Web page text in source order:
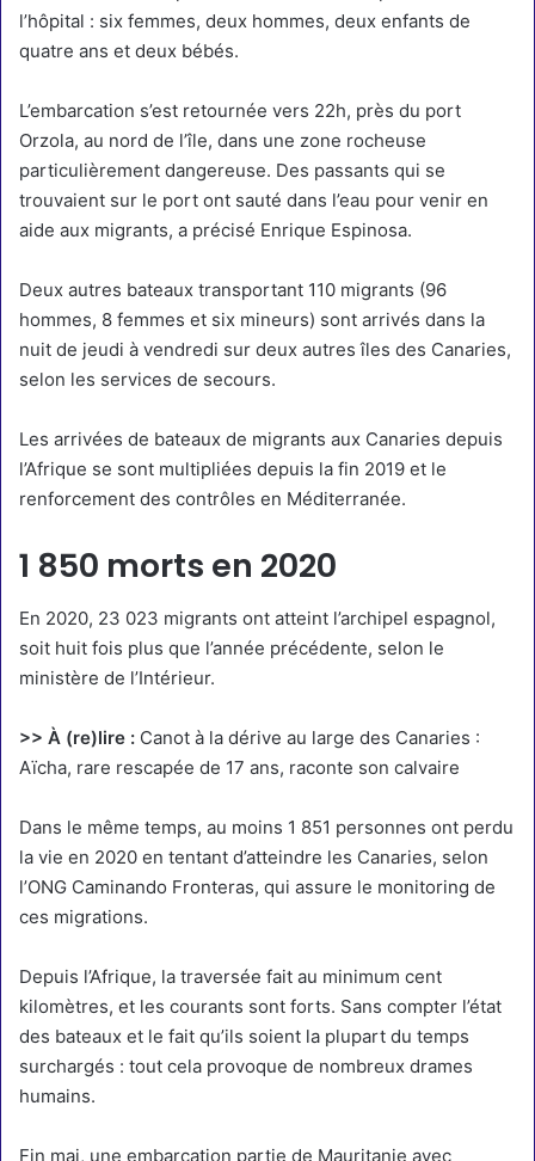
l’hôpital : six femmes, deux hommes, deux enfants de
quatre ans et deux bébés.
L’embarcation s’est retournée vers 22h, près du port
Orzola, au nord de l’île, dans une zone rocheuse
particulièrement dangereuse. Des passants qui se
trouvaient sur le port ont sauté dans l’eau pour venir en
aide aux migrants, a précisé Enrique Espinosa.
Deux autres bateaux transportant 110 migrants (96
hommes, 8 femmes et six mineurs) sont arrivés dans la
nuit de jeudi à vendredi sur deux autres îles des Canaries,
selon les services de secours.
Les arrivées de bateaux de migrants aux Canaries depuis
l’Afrique se sont multipliées depuis la fin 2019 et le
renforcement des contrôles en Méditerranée.
1 850 morts en 2020
En 2020, 23 023 migrants ont atteint l’archipel espagnol,
soit huit fois plus que l’année précédente, selon le
ministère de l’Intérieur.
>> À (re)lire : Canot à la dérive au large des Canaries :
Aïcha, rare rescapée de 17 ans, raconte son calvaire
Dans le même temps, au moins 1 851 personnes ont perdu
la vie en 2020 en tentant d’atteindre les Canaries, selon
l’ONG Caminando Fronteras, qui assure le monitoring de
ces migrations.
Depuis l’Afrique, la traversée fait au minimum cent
kilomètres, et les courants sont forts. Sans compter l’état
des bateaux et le fait qu’ils soient la plupart du temps
surchargés : tout cela provoque de nombreux drames
humains.
Fin mai, une embarcation partie de Mauritanie avec